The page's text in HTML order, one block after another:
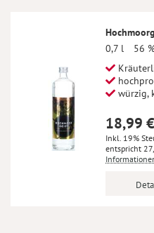
0,7 l
56
würzig,
18,99 €
Inkl. 19%